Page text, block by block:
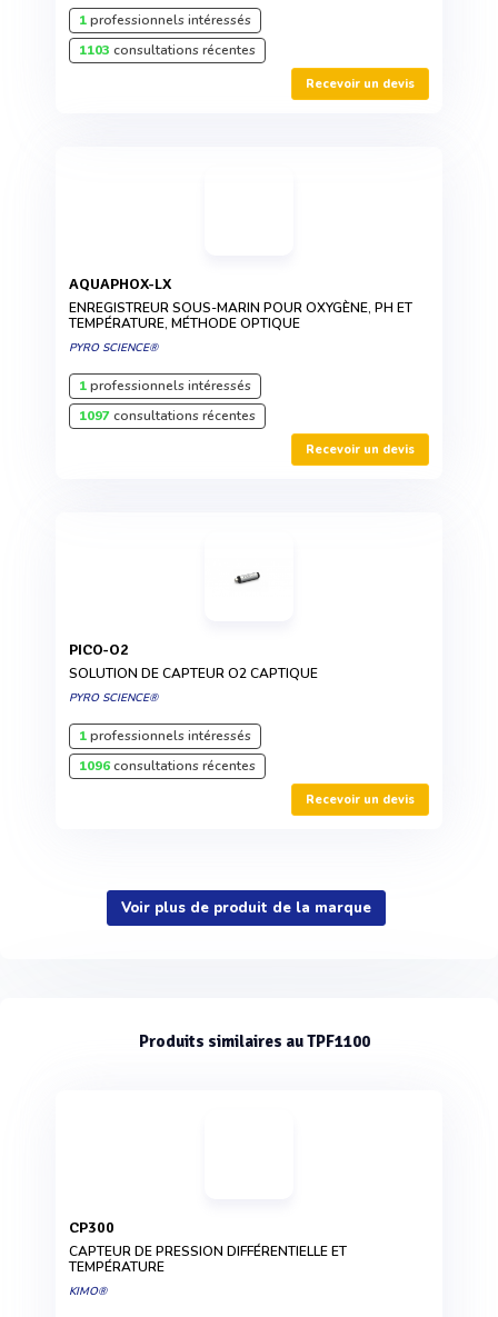
1professionnels intéressés
1103 consultations récentes
Recevoir un devis
AQUAPHOX-LX
ENREGISTREUR SOUS-MARIN POUR OXYGÈNE, PH ET
TEMPÉRATURE, MÉTHODE OPTIQUE
PYRO SCIENCE®
1professionnels intéressés
1097consultations récentes
Recevoir un devis
PICO-O2
SOLUTION DE CAPTEUR O2 CAPTIQUE
PYRO SCIENCE®
1professionnels intéressés
1096consultations récentes
Recevoir un devis
Voir plus de produit de la marque
Produits similaires au TPF1100
CP300
CAPTEUR DE PRESSION DIFFÉRENTIELLE ET
TEMPÉRATURE
KIMO®